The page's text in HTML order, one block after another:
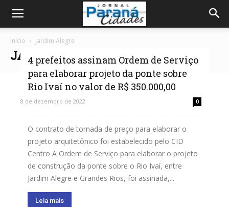
Início Jardim Alegre
JARDIM ALEGRE
4 prefeitos assinam Ordem de Serviço
para elaborar projeto da ponte sobre
Rio Ivaí no valor de R$ 350.000,00
8 de dezembro de 2022 0
O contrato de tomada de preço para elaborar o
projeto arquitetônico foi estabelecido pelo CID
Centro A Ordem de Serviço para elaborar o projeto
de construção da ponte sobre o Rio Ivaí, entre
Jardim Alegre e Grandes Rios, foi assinada,...
Leia mais